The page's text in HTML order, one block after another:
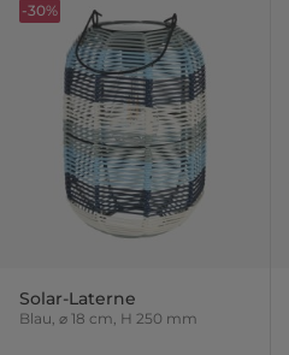
Solar-Laterne
Blau, ⌀ 18 cm, H 250 mm
-30%